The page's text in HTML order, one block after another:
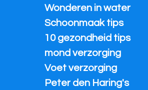
Wonderen in water
Schoonmaak tips
10 gezondheid tips
mond verzorging
Voet verzorging
Peter den Haring's